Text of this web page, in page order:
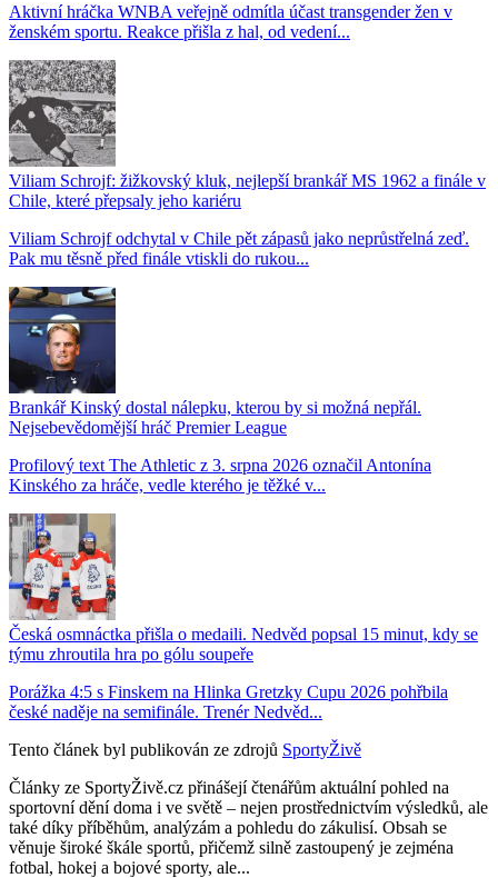
Aktivní hráčka WNBA veřejně odmítla účast transgender žen v
ženském sportu. Reakce přišla z hal, od vedení...
Viliam Schrojf: žižkovský kluk, nejlepší brankář MS 1962 a finále v
Chile, které přepsaly jeho kariéru
Viliam Schrojf odchytal v Chile pět zápasů jako neprůstřelná zeď.
Pak mu těsně před finále vtiskli do rukou...
Brankář Kinský dostal nálepku, kterou by si možná nepřál.
Nejsebevědomější hráč Premier League
Profilový text The Athletic z 3. srpna 2026 označil Antonína
Kinského za hráče, vedle kterého je těžké v...
Česká osmnáctka přišla o medaili. Nedvěd popsal 15 minut, kdy se
týmu zhroutila hra po gólu soupeře
Porážka 4:5 s Finskem na Hlinka Gretzky Cupu 2026 pohřbila
české naděje na semifinále. Trenér Nedvěd...
Tento článek byl publikován ze zdrojů SportyŽivě
Články ze SportyŽivě.cz přinášejí čtenářům aktuální pohled na
sportovní dění doma i ve světě – nejen prostřednictvím výsledků, ale
také díky příběhům, analýzám a pohledu do zákulisí. Obsah se
věnuje široké škále sportů, přičemž silně zastoupený je zejména
fotbal, hokej a bojové sporty, ale...